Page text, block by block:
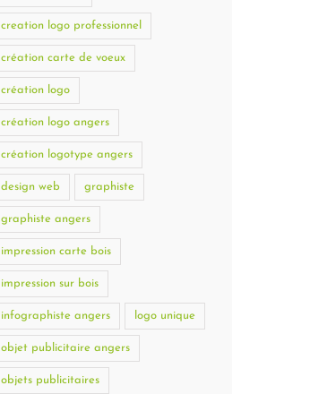
creation logo professionnel
création carte de voeux
création logo
création logo angers
création logotype angers
design web graphiste
graphiste angers
impression carte bois
impression sur bois
infographiste angers logo unique
objet publicitaire angers
objets publicitaires